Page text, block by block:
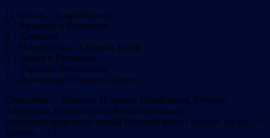
12 баллов – Азербайджан
7 – Франция и Ирландия
6 – Хорватия
5 – Нидерланды, Албания, Кипр
3 – Дания и Германия
2 – Украина, Финляндия
1 – Люксембург, Греция, Грузия.
Семь стран – Швеция, Испания, Швейцария, Бельгия,
Австралия, Португалия и Великобритания –
продемонстрировали самый большой разлет баллов: жюри – 0,
зрители – 12.